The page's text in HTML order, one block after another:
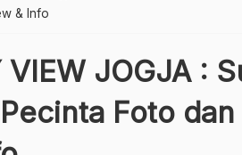
& Info
VIEW JOGJA :
Foto